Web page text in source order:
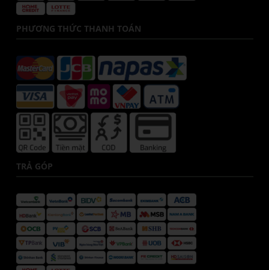
PHƯƠNG THỨC THANH TOÁN
TRẢ GÓP